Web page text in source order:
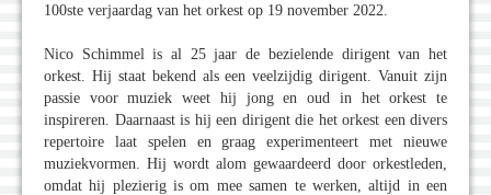
100ste verjaardag van het orkest op 19 november 2022.
Nico Schimmel is al 25 jaar de bezielende dirigent van het
orkest. Hij staat bekend als een veelzijdig dirigent. Vanuit zijn
passie voor muziek weet hij jong en oud in het orkest te
inspireren. Daarnaast is hij een dirigent die het orkest een divers
repertoire laat spelen en graag experimenteert met nieuwe
muziekvormen. Hij wordt alom gewaardeerd door orkestleden,
omdat hij plezierig is om mee samen te werken, altijd in een